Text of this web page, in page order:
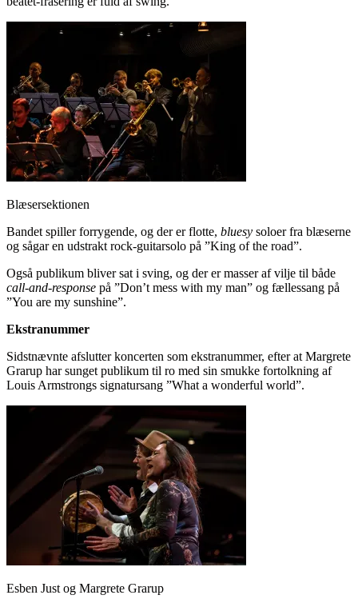
Blæsersektionen
Bandet spiller forrygende, og der er flotte, bluesy soloer fra blæserne
og sågar en udstrakt rock-guitarsolo på ”King of the road”.
Også publikum bliver sat i sving, og der er masser af vilje til både
call-and-response på ”Don’t mess with my man” og fællessang på
”You are my sunshine”.
Ekstranummer
Sidstnævnte afslutter koncerten som ekstranummer, efter at Margrete
Grarup har sunget publikum til ro med sin smukke fortolkning af
Louis Armstrongs signatursang ”What a wonderful world”.
Esben Just og Margrete Grarup